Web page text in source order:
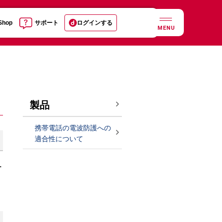
サポート ログインする
MENU
製品
携帯電話の電波防護への
適合性について